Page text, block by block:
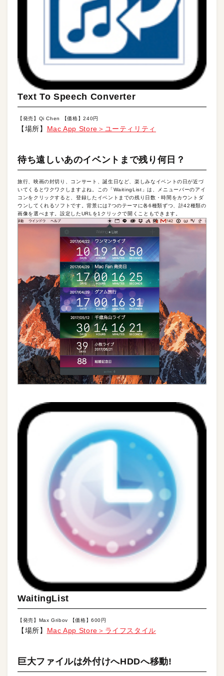
Text To Speech Converter
【発売】Qi Chen 【価格】240円
【場所】 Mac App Store＞ユーティリティ
待ち遠しいあのイベントまで残り何日？
旅行、映画の封切り、コンサート、誕生日など、楽しみなイベントの日が近づ
いてくるとワクワクしますよね。この「WaitingList」は、メニューバーのアイ
コンをクリックすると、登録したイベントまでの残り日数・時間をカウントダ
ウンしてくれるソフトです。背景には7つのテーマに各6種類ずつ、計42種類の
画像を選べます。設定したURLを1クリックで開くこともできます。
WaitingList
【発売】Max Gribov 【価格】600円
【場所】 Mac App Store＞ライフスタイル
巨大ファイルは外付けへHDDへ移動!